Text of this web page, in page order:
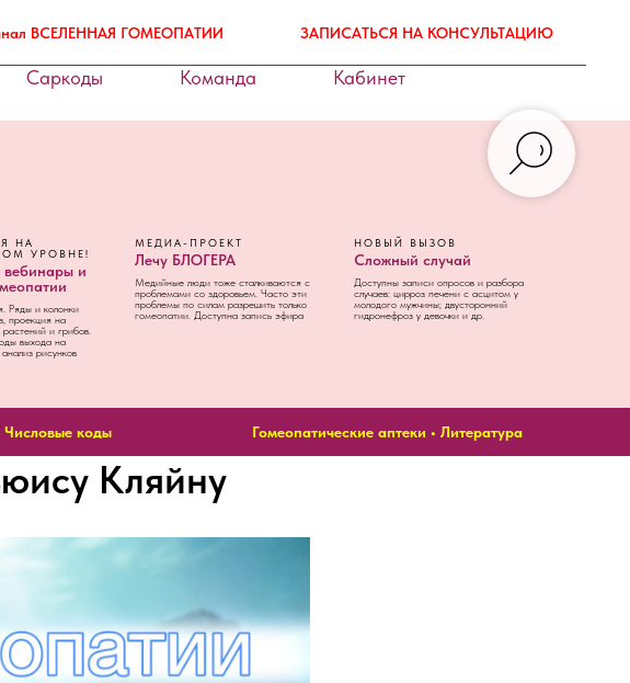
ВСЕЛЕННАЯ ГОМЕОПАТИИ ЗАПИСАТЬСЯ НА КОНСУЛЬТАЦИЮ
Саркоды Команда Кабинет
НА
УРОВНЕ!
вебинары и
Ряды и колонки
проекция на
и грибов.
выхода на
рисунков
МЕДИА-ПРОЕКТ
Лечу БЛОГЕРА
Медийные люди тоже сталкиваются с
проблемами со здоровьем. Часто эти
проблемы по силам разрешить только
гомеопатии. Доступна запись эфира
НОВЫЙ ВЫЗОВ
Сложный случай
Доступны записи опросов и разбора
случаев: цирроз печени с асцитом у
молодого мужчины; двусторонний
гидронефроз у девочки и др.
Числовые коды Гомеопатические аптеки • Литература
Кляйну